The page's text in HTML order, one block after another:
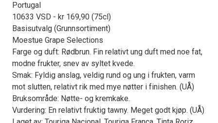
Portugal
10633 VSD - kr 169,90 (75cl)
Basisutvalg (Grunnsortiment)
Moestue Grape Selections
Farge og duft: Rødbrun. Fin relativt ung duft med noe fat,
modne frukter, snev av syltet kvede.
Smak: Fyldig anslag, veldig rund og ung i frukten, varm
mot slutten, relativt rik med mye nøtter i finishen. (UÅ)
Bruksområde: Nøtte- og kremkake.
Vurdering: En relativt fruktig tawny. Meget godt kjøp. (UÅ)